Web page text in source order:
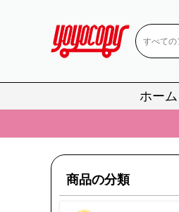
ホーム
商品の分類